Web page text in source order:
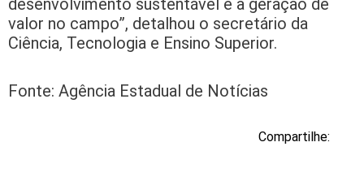
valor no campo”, detalhou o secretário da
Ciência, Tecnologia e Ensino Superior.
Fonte: Agência Estadual de Notícias
Compartilhe: